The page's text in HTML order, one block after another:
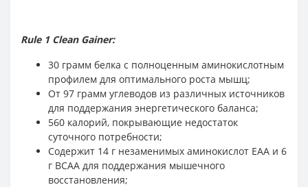
Rule 1 Clean Gainer:
30 грамм белка с полноценным аминокислотным
профилем для оптимального роста мышц;
От 97 грамм углеводов из различных источников
для поддержания энергетического баланса;
560 калорий, покрывающие недостаток
суточного потребности;
Содержит 14 г незаменимых аминокислот EAA и 6
г BCAA для поддержания мышечного
восстановления;